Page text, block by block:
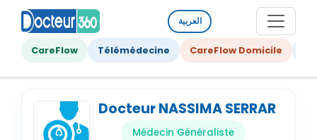
العربية
CareFlow Télémédecine CareFlow Domicile
Docteur NASSIMA SERRAR
Médecin Généraliste